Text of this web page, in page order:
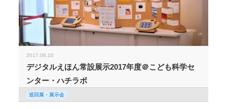
2017.06.10
デジタルえほん常設展示2017年度＠こども科学セ
ンター・ハチラボ
巡回展・展示会